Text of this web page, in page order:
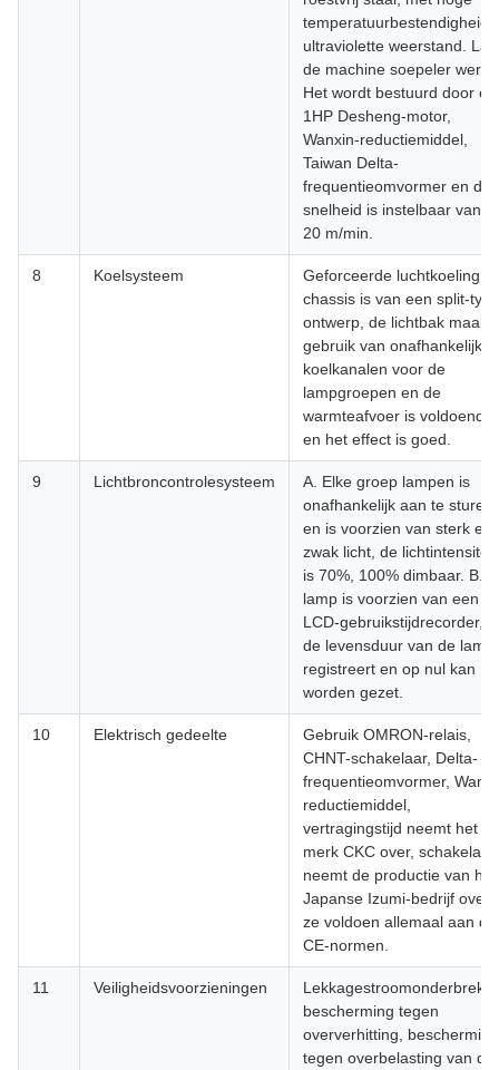
temperatuurbestendigheid
ultraviolette weerstand.
de machine soepeler
Het wordt bestuurd door
1HP Desheng-motor,
Wanxin-reductiemiddel,
Taiwan Delta-
frequentieomvormer en de
snelheid is instelbaar van 5-
20 m/min.
8 Koelsysteem
Geforceerde luchtkoeling,
chassis is van een split-type
ontwerp, de lichtbak maakt
gebruik van onafhankelijke
koelkanalen voor de
lampgroepen en de
warmteafvoer is voldoende
en het effect is goed.
9 Lichtbroncontrolesysteem
A. Elke groep lampen is
onafhankelijk aan te sturen,
en is voorzien van sterk en
zwak licht, de lichtintensiteit
is 70%, 100% dimbaar. B.
lamp is voorzien van een
LCD-gebruikstijdrecorder,
de levensduur van de lamp
registreert en op nul kan
worden gezet.
10 Elektrisch gedeelte
Gebruik OMRON-relais,
CHNT-schakelaar, Delta-
frequentieomvormer,
reductiemiddel,
vertragingstijd neemt het
merk CKC over, schakelaar
neemt de productie van het
Japanse Izumi-bedrijf over,
ze voldoen allemaal aan de
CE-normen.
11 Veiligheidsvoorzieningen
bescherming tegen
oververhitting, bescherming
tegen overbelasting van de